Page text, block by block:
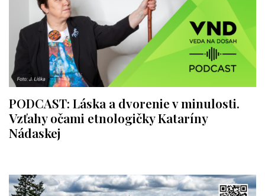
PODCAST: Láska a dvorenie v minulosti.
Vzťahy očami etnologičky Kataríny
Nádaskej